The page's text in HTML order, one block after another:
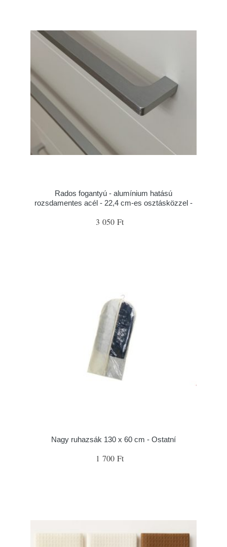
Rados fogantyú - alumínium hatású
rozsdamentes acél - 22,4 cm-es osztásközzel -
3 050 Ft
Nagy ruhazsák 130 x 60 cm - Ostatní
1 700 Ft